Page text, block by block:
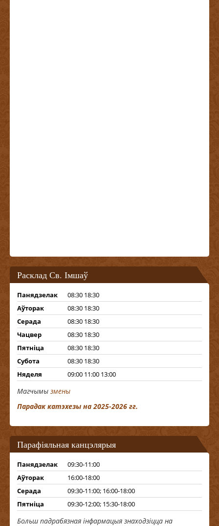
Расклад Св. Імшаў
Панядзелак
08:30 18:30
Аўторак
08:30 18:30
Серада
08:30 18:30
Чацвер
08:30 18:30
Пятніца
08:30 18:30
Субота
08:30 18:30
Няделя
09:00 11:00 13:00
Магчымы змены
Парадак катэхезы на 2025-2026 гг.
Парафіяльная канцэлярыя
Панядзелак
09:30-11:00
Аўторак
16:00-18:00
Серада
09:30-11:00; 16:00-18:00
Пятніца
09:30-12:00; 15:30-18:00
Больш падрабязная інфармацыя знаходзіцца на